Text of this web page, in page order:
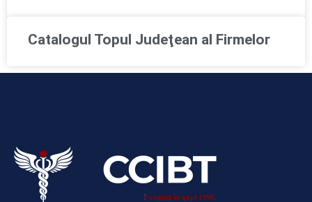
Catalogul Topul Judeţean al Firmelor